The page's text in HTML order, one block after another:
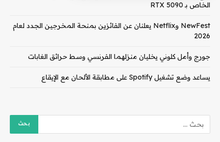
الخاص بـ RTX 5090
NewFest وNetflix يعلنان عن الفائزين بمنحة المخرجين الجدد لعام
2026
جورج وأمل كلوني يخليان منزلهما الفرنسي وسط حرائق الغابات
يساعد وضع تشغيل Spotify على مطابقة الألحان مع الإيقاع